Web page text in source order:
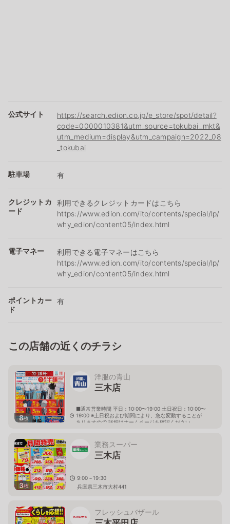
公式サイト
https://search.edion.co.jp/e_store/spot/detail?
code=0000010381&utm_source=tokubai_mkt&
utm_medium=display&utm_campaign=2022_08
_tokubai
駐車場 有
クレジットカ
ード
利用できるクレジットカードはこちら
https://www.edion.com/ito/contents/special/lp/
why_edion/content05/index.html
電子マネー
利用できる電子マネーはこちら
https://www.edion.com/ito/contents/special/lp/
why_edion/content05/index.html
ポイントカー
ド
有
この店舗の近くのチラシ
8枚
洋服の青山
三木店
■通常営業時間 平日：10:00〜19:00 土日祝日：10:00〜
19:00 ※土日祝および期間により、急な変動することが
ありますので 詳細はホームページを確認ください
3枚
業務スーパー
三木店
9:00～19:30
兵庫県三木市大村441
フレッシュバザール